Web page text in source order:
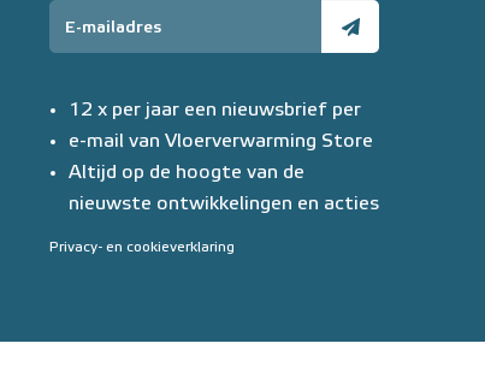
12 x per jaar een nieuwsbrief per
e-mail van Vloerverwarming Store
Altijd op de hoogte van de
nieuwste ontwikkelingen en acties
Privacy- en cookieverklaring